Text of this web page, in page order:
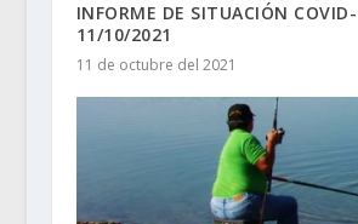
INFORME DE SITUACIÓN
11/10/2021
11 de octubre del 2021